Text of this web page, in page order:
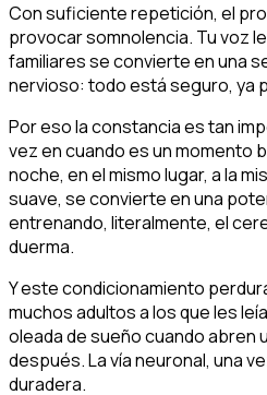
Con suficiente repetición, el
provocar somnolencia. Tu voz
familiares se convierte en una
nervioso: todo está seguro, ya
Por eso la constancia es tan
vez en cuando es un momento
noche, en el mismo lugar, a la
suave, se convierte en una
entrenando, literalmente, el
duerma.
Y este condicionamiento
muchos adultos a los que les
oleada de sueño cuando abren
después. La vía neuronal, una
duradera.